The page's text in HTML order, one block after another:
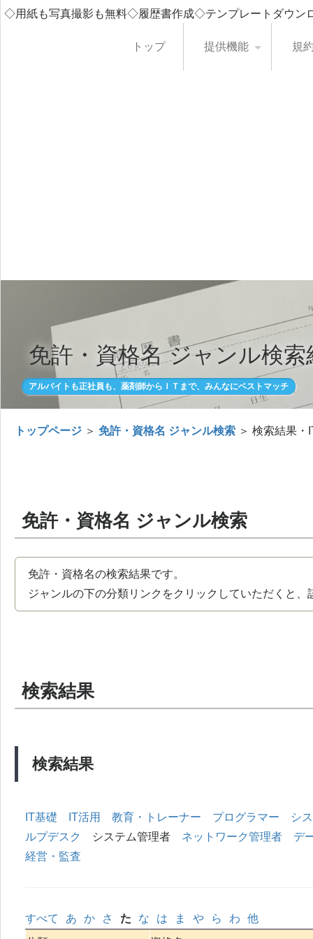
◇用紙も写真撮影も無料◇履歴書作成◇テンプレートダウ
トップ 提供機能 規
免許・資格名 ジャンル検索
アルバイトも正社員も、薬剤師からＩＴまで、みんなにベストマッチ
トップページ ＞ 免許・資格名 ジャンル検索 ＞ 検索結果・
免許・資格名 ジャンル検索
免許・資格名の検索結果です。
ジャンルの下の分類リンクをクリックしていただくと
検索結果
検索結果
IT基礎 IT活用 教育・トレーナー プログラマー
シ
ルプデスク
システム管理者 ネットワーク管理者
デ
経営・監査
すべて あ か さ た な は ま や ら わ
他